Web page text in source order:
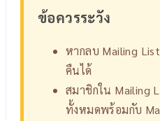
ข้อควรระวัง
หากลบ Mailing
คืนได้
สมาชิกใน Mailing
ทั้งหมดพร้อมกับ